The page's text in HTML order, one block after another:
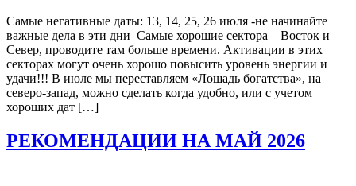
Самые негативные даты: 13, 14, 25, 26 июля -не начинайте
важные дела в эти дни Самые хорошие сектора – Восток и
Север, проводите там больше времени. Активации в этих
секторах могут очень хорошо повысить уровень энергии и
удачи!!! В июле мы переставляем «Лошадь богатства», на
северо-запад, можно сделать когда удобно, или с учетом
хороших дат […]
РЕКОМЕНДАЦИИ НА МАЙ 2026